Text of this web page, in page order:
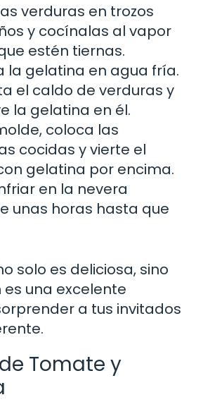
verduras en trozos
y cocínalas al vapor
estén tiernas.
la gelatina en agua fría.
el caldo de verduras y
la gelatina en él.
coloca las
cocidas y vierte el
gelatina por encima.
en la nevera
unas horas hasta que
solo es deliciosa, sino
una excelente
a tus invitados
Tomate y